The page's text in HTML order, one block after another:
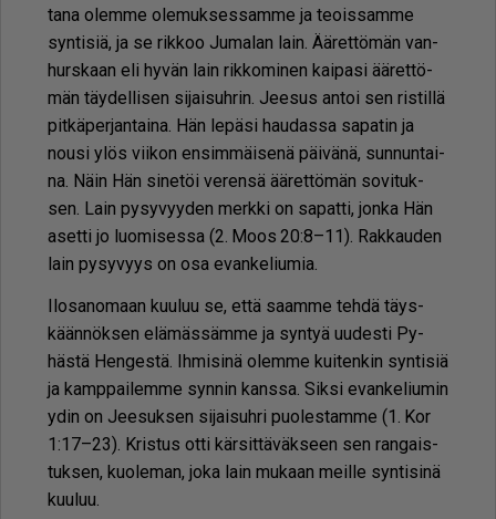
ta­na olem­me ole­muk­ses­sam­me ja te­ois­sam­me
syn­ti­siä, ja se rik­koo Ju­ma­lan lain. Ää­ret­tö­män van­
hurs­kaan eli hy­vän lain rik­ko­mi­nen kai­pa­si ää­ret­tö­
män täy­del­li­sen si­jai­suh­rin. Jee­sus an­toi sen ris­til­lä
pit­kä­per­jan­tai­na. Hän le­pä­si hau­das­sa sa­pa­tin ja
nou­si ylös vii­kon en­sim­mäi­se­nä päi­vä­nä, sun­nun­tai­
na. Näin Hän si­ne­töi ve­ren­sä ää­ret­tö­män so­vi­tuk­
sen. Lain py­sy­vyy­den merk­ki on sa­pat­ti, jon­ka Hän
aset­ti jo luo­mi­ses­sa (2. Moos 20:8–11). Rak­kau­den
lain py­sy­vyys on osa evan­ke­liu­mia.
Ilo­sa­no­maan kuu­luu se, et­tä saam­me teh­dä täys­
kään­nök­sen elä­mäs­säm­me ja syn­tyä uu­des­ti Py­
häs­tä Hen­ges­tä. Ih­mi­si­nä olem­me kui­ten­kin syn­ti­siä
ja kamp­pai­lem­me syn­nin kans­sa. Sik­si evan­ke­liu­min
ydin on Jee­suk­sen si­jai­suh­ri puo­les­tam­me (1. Kor
1:17–23). Kris­tus ot­ti kär­sit­tä­väk­seen sen ran­gais­
tuk­sen, kuo­le­man, joka lain mu­kaan meil­le syn­ti­si­nä
kuu­luu.